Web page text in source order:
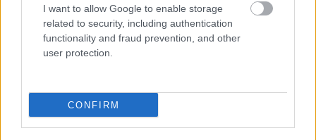
I want to allow Google to enable storage
related to security, including authentication
functionality and fraud prevention, and other
user protection.
CONFIRM
VAR-OSZ HÁZAK KFT.
IMPRESSZUM